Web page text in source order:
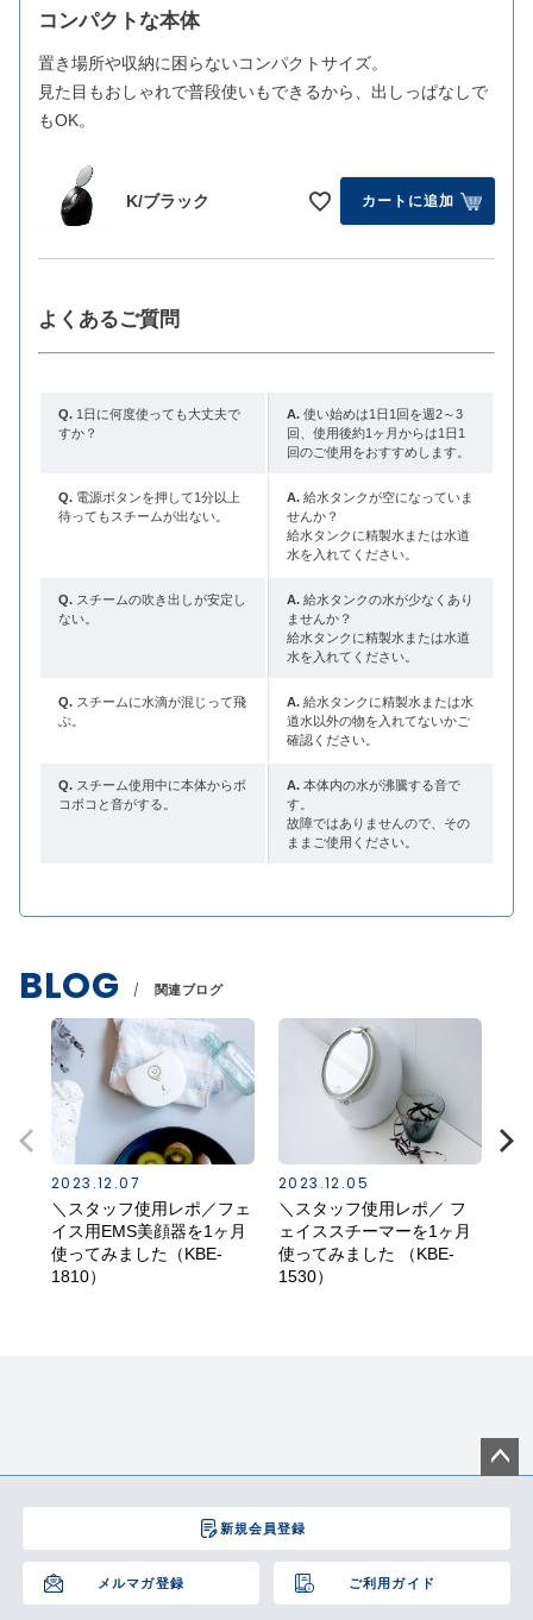
コンパクトな本体
置き場所や収納に困らないコンパクトサイズ。
見た目もおしゃれで普段使いもできるから、出しっぱなしで
もOK。
K/ブラック カートに追加
よくあるご質問
Q. 1日に何度使っても大丈夫で
すか？
A. 使い始めは1日1回を週2～3
回、使用後約1ヶ月からは1日1
回のご使用をおすすめします。
Q. 電源ボタンを押して1分以上
待ってもスチームが出ない。
A. 給水タンクが空になっていま
せんか？
給水タンクに精製水または水道
水を入れてください。
Q. スチームの吹き出しが安定し
ない。
A. 給水タンクの水が少なくあり
ませんか？
給水タンクに精製水または水道
水を入れてください。
Q. スチームに水滴が混じって飛
ぶ。
A. 給水タンクに精製水または水
道水以外の物を入れてないかご
確認ください。
Q. スチーム使用中に本体からボ
コボコと音がする。
A. 本体内の水が沸騰する音で
す。
故障ではありませんので、その
ままご使用ください。
BLOG 関連ブログ
2023.12.07
＼スタッフ使用レポ／フェ
イス用EMS美顔器を1ヶ月
使ってみました（KBE-
1810）
2023.12.05
＼スタッフ使用レポ／ フ
ェイススチーマーを1ヶ月
使ってみました （KBE-
1530）
新規会員登録
メルマガ登録 ご利用ガイド
ジト
へ